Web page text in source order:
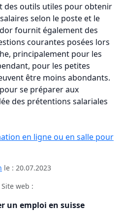
des outils utiles pour obtenir
selon le poste et le
fournit également des
courantes posées lors
principalement pour les
pour les petites
être moins abondants.
se préparer aux
des prétentions salariales
en ligne ou en salle pour
le : 20.07.2023
web :
un emploi en suisse